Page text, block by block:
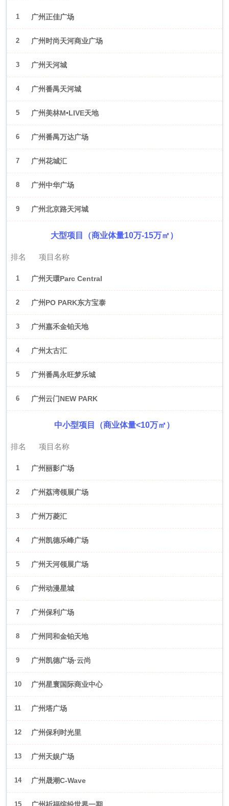
1 广州正佳广场
2 广州时尚天河商业广场
3 广州天河城
4 广州番禺天河城
5 广州美林M•LIVE天地
6 广州番禺万达广场
7 广州花城汇
8 广州中华广场
9 广州北京路天河城
大型项目（商业体量10万-15万㎡）
排名 项目名称
1 广州天環Parc Central
2 广州PO PARK东方宝泰
3 广州嘉禾金铂天地
4 广州太古汇
5 广州番禺永旺梦乐城
6 广州云门NEW PARK
中小型项目（商业体量<10万㎡）
排名 项目名称
1 广州丽影广场
2 广州荔湾领展广场
3 广州万菱汇
4 广州凯德乐峰广场
5 广州天河领展广场
6 广州动漫星城
7 广州保利广场
8 广州同和金铂天地
9 广州凯德广场·云尚
10 广州星寰国际商业中心
11 广州塔广场
12 广州保利时光里
13 广州天娱广场
14 广州晟潮C-Wave
15